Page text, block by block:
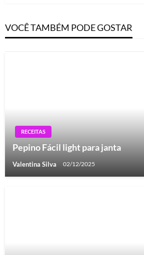
VOCÊ TAMBÉM PODE GOSTAR
RECEITAS
Pepino Fácil light para janta
Valentina Silva 02/12/2025